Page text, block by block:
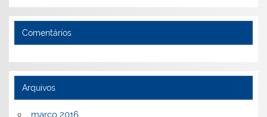
Comentários
Arquivos
março 2016